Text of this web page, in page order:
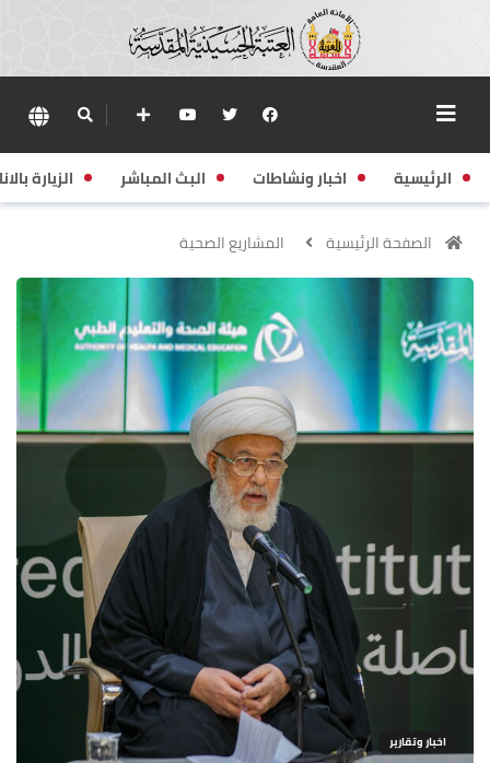
الرئيسية اخبار ونشاطات البث المباشر الزيارة
الصفحة الرئيسية المشاريع الصحية
اخبار وتقارير